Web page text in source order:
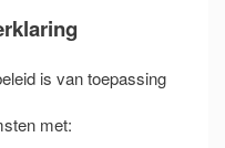
is van toepassing
met: